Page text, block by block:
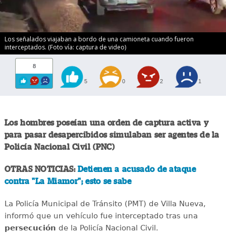
Los señalados viajaban a bordo de una camioneta cuando fueron
interceptados. (Foto vía: captura de video)
8
5 0 2 1
Los hombres poseían una orden de captura activa y
para pasar desapercibidos simulaban ser agentes de la
Policía Nacional Civil (PNC)
OTRAS NOTICIAS: Detienen a acusado de ataque
contra "La Miamor"; esto se sabe
La Policía Municipal de Tránsito (PMT) de Villa Nueva,
informó que un vehículo fue interceptado tras una
persecución de la Policía Nacional Civil.